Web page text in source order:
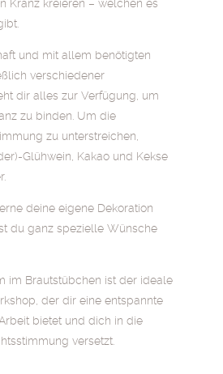
Kranz kreieren – welchen es
und mit allem benötigten
verschiedener
dir alles zur Verfügung, um
zu binden. Um die
zu unterstreichen,
Glühwein, Kakao und Kekse
deine eigene Dekoration
du ganz spezielle Wünsche
im Brautstübchen ist der ideale
der dir eine entspannte
bietet und dich in die
versetzt.